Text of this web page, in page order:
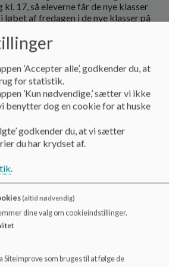
17, så eleverne får de nye klasser
løbet af fredagen i de nye klasser på
elevsamtaler, hvor der tales om,
har i forhold til den nye klasser, dette
interesser, kontaktflader og sociale
for at komme med 3-5 ønsker på
at komme i klasse med til disse
af teamet. Skolen bestræber sig på at
disse ønsker.
skole/hjem samtaler i foråret
Her afsættes 20 min til
det enkelte barn.
en skriftlig ønskeseddel
’Accepter alle’, godkender du, at
for statistik.
’Kun nødvendige,’ sætter vi ikke
benytter dog en cookie for at huske
godkender du, at vi sætter
du har krydset af.
.
(altid nødvendig)
dine valg om cookieindstillinger.
Siteimprove som bruges til at følge de